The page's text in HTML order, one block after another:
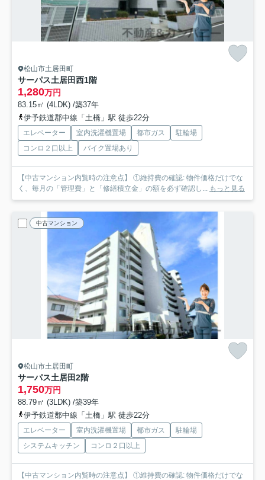
松山市土居田町
サーパス土居田西1階
1,280万円
83.15㎡ (4LDK) /築37年
伊予鉄道郡中線「土橋」駅 徒歩22分
エレベーター 室内洗濯機置場 都市ガス
駐輪場
コンロ２口以上
バイク置場あり
【中古マンション内覧時の注意点】 ①維持費の確認: 物件価格だけでな
く、毎月の「管理費」と「修繕積立金」の額を必ず確認し... もっと見る
中古マンション
松山市土居田町
サーパス土居田2階
1,750万円
88.79㎡ (3LDK) /築39年
伊予鉄道郡中線「土橋」駅 徒歩22分
エレベーター 室内洗濯機置場 都市ガス
駐輪場
システムキッチン
コンロ２口以上
【中古マンション内覧時の注意点】 ①維持費の確認: 物件価格だけでな